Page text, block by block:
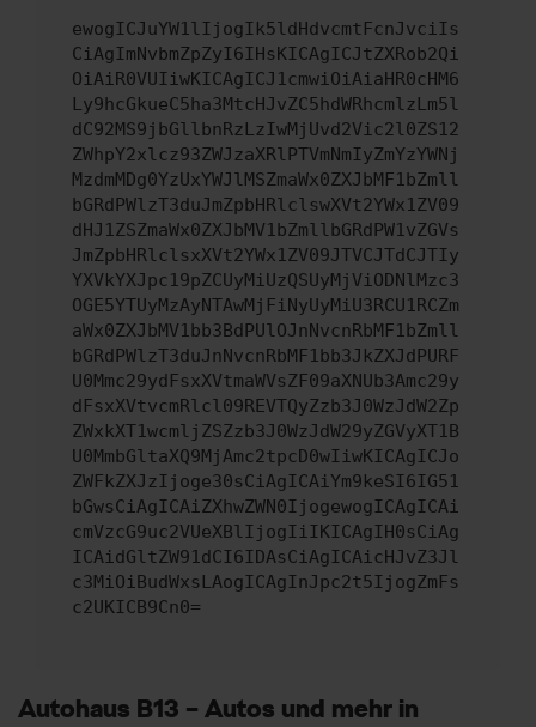
ewogICJuYW1lIjogIk5ldHdvcmtFcnJvciIs
CiAgImNvbmZpZyI6IHsKICAgICJtZXRob2Qi
OiAiR0VUIiwKICAgICJ1cmwiOiAiaHR0cHM6
Ly9hcGkueC5ha3MtcHJvZC5hdWRhcmlzLm5l
dC92MS9jbGllbnRzLzIwMjUvd2Vic2l0ZS12
ZWhpY2xlcz93ZWJzaXRlPTVmNmIyZmYzYWNj
MzdmMDg0YzUxYWJlMSZmaWx0ZXJbMF1bZmll
bGRdPWlzT3duJmZpbHRlclswXVt2YWx1ZV09
dHJ1ZSZmaWx0ZXJbMV1bZmllbGRdPW1vZGVs
JmZpbHRlclsxXVt2YWx1ZV09JTVCJTdCJTIy
YXVkYXJpc19pZCUyMiUzQSUyMjViODNlMzc3
OGE5YTUyMzAyNTAwMjFiNyUyMiU3RCU1RCZm
aWx0ZXJbMV1bb3BdPUlOJnNvcnRbMF1bZmll
bGRdPWlzT3duJnNvcnRbMF1bb3JkZXJdPURF
U0Mmc29ydFsxXVtmaWVsZF09aXNUb3Amc29y
dFsxXVtvcmRlcl09REVTQyZzb3J0WzJdW2Zp
ZWxkXT1wcmljZSZzb3J0WzJdW29yZGVyXT1B
U0MmbGltaXQ9MjAmc2tpcD0wIiwKICAgICJo
ZWFkZXJzIjoge30sCiAgICAiYm9keSI6IG51
bGwsCiAgICAiZXhwZWN0IjogewogICAgICAi
cmVzcG9uc2VUeXBlIjogIiIKICAgIH0sCiAg
ICAidGltZW91dCI6IDAsCiAgICAicHJvZ3Jl
c3MiOiBudWxsLAogICAgInJpc2t5IjogZmFs
c2UKICB9Cn0=
Autohaus B13 – Autos und mehr in